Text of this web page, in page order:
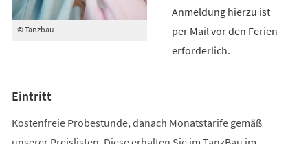
© Tanzbau
Anmeldung hierzu ist
per Mail vor den Ferien
erforderlich.
Eintritt
Kostenfreie Probestunde, danach Monatstarife gemäß